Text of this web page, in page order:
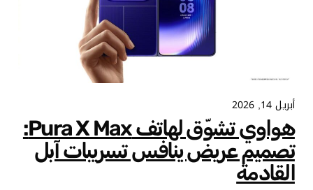
أبريل 14, 2026
هواوي تشوّق لهاتف Pura X Max:
تصميم عريض ينافس تسريبات آبل
القادمة